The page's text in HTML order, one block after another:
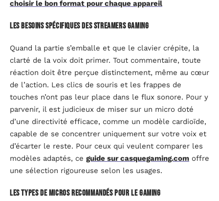
choisir le bon format pour chaque appareil
Les besoins spécifiques des streamers gaming
Quand la partie s’emballe et que le clavier crépite, la
clarté de la voix doit primer. Tout commentaire, toute
réaction doit être perçue distinctement, même au cœur
de l’action. Les clics de souris et les frappes de
touches n’ont pas leur place dans le flux sonore. Pour y
parvenir, il est judicieux de miser sur un micro doté
d’une directivité efficace, comme un modèle cardioïde,
capable de se concentrer uniquement sur votre voix et
d’écarter le reste. Pour ceux qui veulent comparer les
modèles adaptés, ce guide sur casquegaming.com offre
une sélection rigoureuse selon les usages.
Les types de micros recommandés pour le gaming